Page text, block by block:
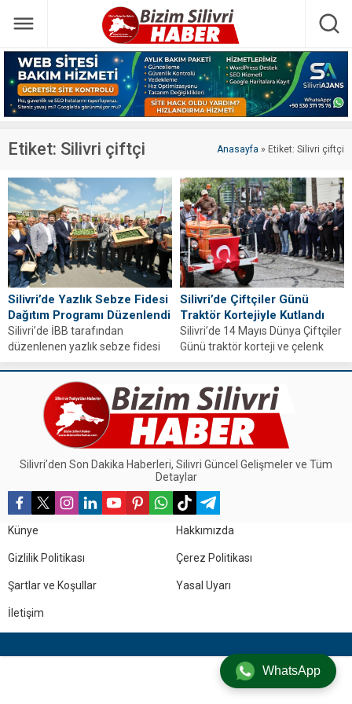
Etiket: Silivri çiftçi Anasayfa » Etiket: Silivri çiftçi
Silivri’de Yazlık Sebze Fidesi
Dağıtım Programı Düzenlendi
Silivri’de İBB tarafından
düzenlenen yazlık sebze fidesi
dağıtım programında üreticilere
Silivri’de Çiftçiler Günü
Traktör Kortejiyle Kutlandı
Silivri’de 14 Mayıs Dünya Çiftçiler
Günü traktör korteji ve çelenk
töreniyle kutlandı.
Silivri’den Son Dakika Haberleri, Silivri Güncel Gelişmeler ve Tüm
Detaylar
Künye Hakkımızda
Gizlilik Politikası Çerez Politikası
Şartlar ve Koşullar Yasal Uyarı
İletişim
WhatsApp